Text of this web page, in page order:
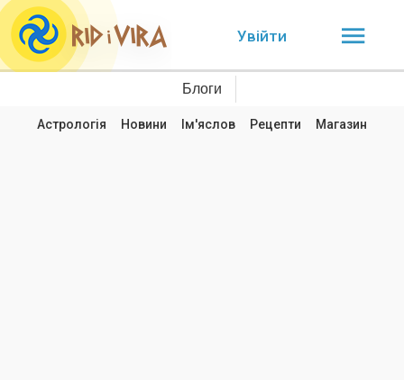
Увійти
Блоги
Астрологія Новини Ім'яслов Рецепти Магазин